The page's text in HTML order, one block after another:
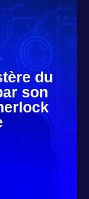
du
son